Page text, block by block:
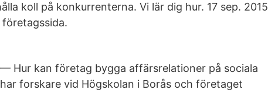
koll på konkurrenterna. Vi lär dig hur​. 17 sep. 2015
— Hur kan företag bygga affärsrelationer på sociala
forskare vid Högskolan i Borås och företaget